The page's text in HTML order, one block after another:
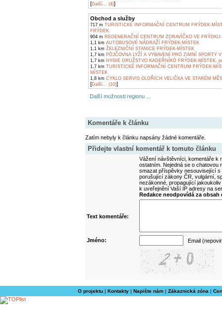
[Další... (4)]
Obchod a služby
717 m TURISTICKÉ INFORMAČNÍ CENTRUM FRÝDEK-
FRÝDEK
904 m REGENERAČNÍ CENTRUM ZDRAVÍČKO VE
1,1 km AUTOBUSOVÉ NÁDRAŽÍ FRÝDEK-MÍSTEK
1,1 km ŽELEZNIČNÍ STANICE FRÝDEK-MÍSTEK
1,7 km PŮJČOVNA LYŽÍ A VYBAVENÍ PRO ZIMNÍ SPORTY
1,7 km HYGIE DRUŽSTVO KADEŘNÍKŮ FRÝDEK-MÍSTEK,
1,7 km TURISTICKÉ INFORMAČNÍ CENTRUM FRÝDEK-
MÍSTEK
1,8 km CYKLO SERVIS OLDŘICH VELIČKA VE STARÉM
[Další... (10)]
Další možnosti regionu ...
Komentáře k článku
Zatím nebyly k článku napsány žádné komentáře.
Přidejte vlastní komentář k tomuto článku
Vážení návštěvníci, komentáře k
ostatním. Nejedná se o
smazat příspěvky nesouvisející
porušující zákony ČR, vulgární,
nezákonné, propagující
k uveřejnění Vaší IP adresy na
Redakce neodpovídá za
Text komentáře:
Jméno: Email
O projektu| Kontakty| Napište nám| Zákaznická zóna |